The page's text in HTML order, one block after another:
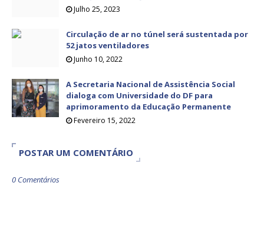
Julho 25, 2023
Circulação de ar no túnel será sustentada por
52 jatos ventiladores
Junho 10, 2022
A Secretaria Nacional de Assistência Social
dialoga com Universidade do DF para
aprimoramento da Educação Permanente
Fevereiro 15, 2022
POSTAR UM COMENTÁRIO
0 Comentários